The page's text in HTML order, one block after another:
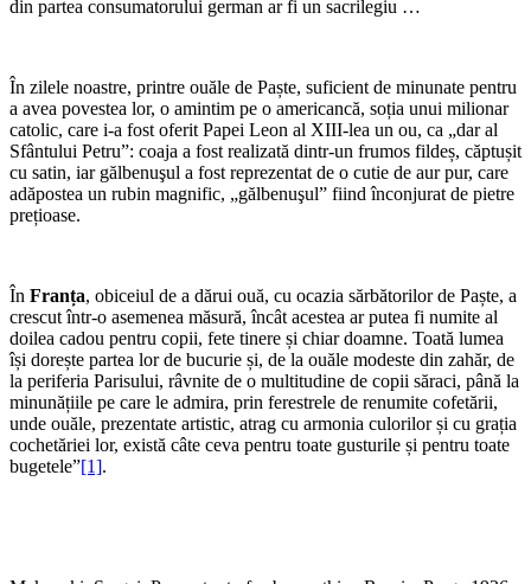
din partea consumatorului german ar fi un sacrilegiu …
În zilele noastre, printre ouăle de Paște, suficient de minunate pentru
a avea povestea lor, o amintim pe o americancă, soția unui milionar
catolic, care i-a fost oferit Papei Leon al XIII-lea un ou, ca „dar al
Sfântului Petru”: coaja a fost realizată dintr-un frumos fildeș, căptușit
cu satin, iar gălbenuşul a fost reprezentat de o cutie de aur pur, care
adăpostea un rubin magnific, „gălbenuşul” fiind înconjurat de pietre
prețioase.
În Franța, obiceiul de a dărui ouă, cu ocazia sărbătorilor de Paște, a
crescut într-o asemenea măsură, încât acestea ar putea fi numite al
doilea cadou pentru copii, fete tinere și chiar doamne. Toată lumea
își dorește partea lor de bucurie și, de la ouăle modeste din zahăr, de
la periferia Parisului, râvnite de o multitudine de copii săraci, până la
minunățiile pe care le admira, prin ferestrele de renumite cofetării,
unde ouăle, prezentate artistic, atrag cu armonia culorilor și cu grația
cochetăriei lor, există câte ceva pentru toate gusturile și pentru toate
bugetele”[1].